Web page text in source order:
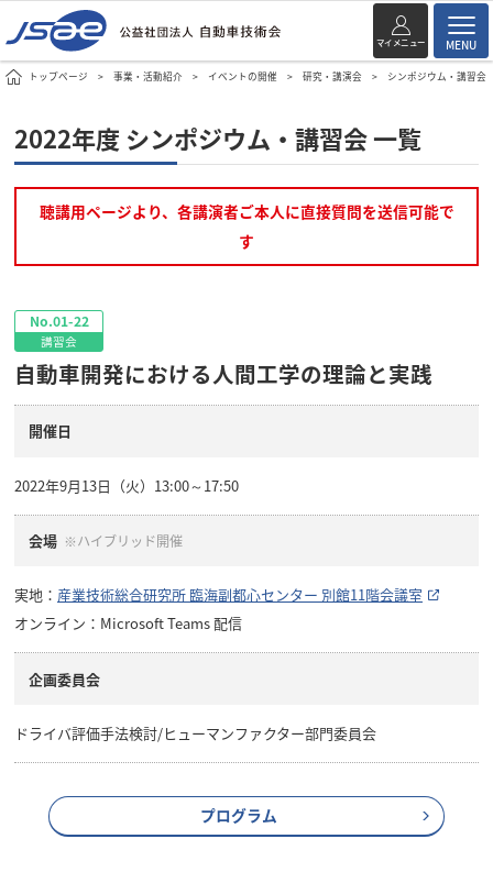
マイメニュー MENU
トップページ 事業・活動紹介 イベントの開催 研究・講演会 シンポジウム・講習会
2022年度 シンポジウム・講習会 一覧
聴講用ページより、各講演者ご本人に直接質問を送信可能で
す
No.01-22
講習会
自動車開発における人間工学の理論と実践
開催日
2022年9月13日（火）13:00～17:50
会場 ※ハイブリッド開催
実地： 産業技術総合研究所 臨海副都心センター 別館11階会議室
オンライン：Microsoft Teams 配信
企画委員会
ドライバ評価手法検討/ヒューマンファクター部門委員会
プログラム